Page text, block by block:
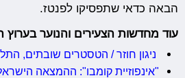
הבאה כדאי שתפסיקו לפנטז.
עוד מחדשות הצעירים והנוער בערוץ
ניגון חוזר / הטסטרים שובתים,
"אינפוזיית קומבו": ההמצאה